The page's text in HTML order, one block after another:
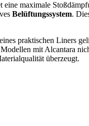
eine maximale
Belüftungssystem.
praktischen Liners
mit Alcantara
überzeugt.